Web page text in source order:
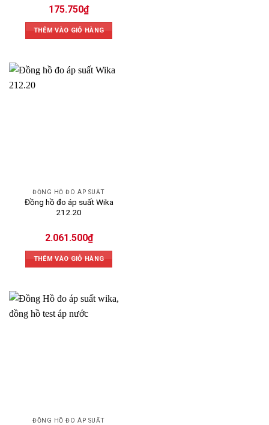
175.750₫
THÊM VÀO GIỎ HÀNG
ĐỒNG HỒ ĐO ÁP SUẤT
Đồng hồ đo áp suất Wika
212.20
2.061.500₫
THÊM VÀO GIỎ HÀNG
ĐỒNG HỒ ĐO ÁP SUẤT